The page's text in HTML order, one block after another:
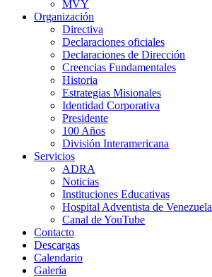
MVY
Organización
Directiva
Declaraciones oficiales
Declaraciones de Dirección
Creencias Fundamentales
Historia
Estrategias Misionales
Identidad Corporativa
Presidente
100 Años
División Interamericana
Servicios
ADRA
Noticias
Instituciones Educativas
Hospital Adventista de Venezuela
Canal de YouTube
Contacto
Descargas
Calendario
Galería